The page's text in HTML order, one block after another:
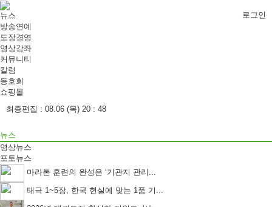
로그인
뉴스
방송연예
도장경영
영상강좌
커뮤니티
칼럼
동호회
쇼핑몰
최종편집 : 08.06 (목) 20 : 48
뉴스
영상뉴스
포토뉴스
마라톤 훈련의 완성은 ‘기관지 관리...
태극 1~5장, 한국 현실에 맞는 1품 기...